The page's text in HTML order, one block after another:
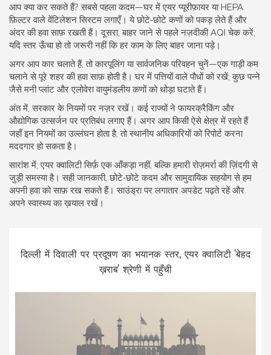
आप क्या कर सकते हैं? सबसे पहला कदम—घर में एयर प्यूरीफ़ायर या HEPA
फ़िल्टर वाले वेंटिलेशन सिस्टम लगाएँ। ये छोटे‑छोटे कणों को पकड़ लेते हैं और
अंदर की हवा साफ़ रखती हैं। दूसरा, बाहर जाने से पहले नज़दीकी AQI चेक करें;
यदि स्तर ऊँचा हो तो जरूरी नहीं कि हर काम के लिए बाहर जाना पड़े।
अगर आप कार चलाते हैं, तो कारपूलिंग या सार्वजनिक परिवहन चुनें—एक गाड़ी कम
चलाने से पूरे शहर की हवा साफ़ होती है। घर में पत्तियों वाले पौधों को रखें; कुछ पन्ने
जैसे मनी प्लांट और एलोवेरा वायुमंडलीय कणों को थोड़ा घटाते हैं।
अंत में, सरकार के नियमों पर नज़र रखें। कई राज्यों ने फायरक्रैकिंग और
औद्योगिक उत्सर्जन पर प्रतिबंध लगाए हैं। अगर आप किसी ऐसे क्षेत्र में रहते हैं
जहाँ इन नियमों का उल्लंघन होता है, तो स्थानीय अधिकारियों को रिपोर्ट करना
मददगार हो सकता है।
सारांश में, एयर क्वालिटी सिर्फ़ एक आँकड़ा नहीं, बल्कि हमारी रोज़मर्रा की ज़िंदगी से
जुड़ी समस्या है। सही जानकारी, छोटे‑छोटे कदम और सामुदायिक सहयोग से हम
अपनी हवा को साफ़ रख सकते हैं। साउंड्रा पर लगातार अपडेट पढ़ते रहें और
अपने स्वास्थ्य का ख़याल रखें।
दिल्ली में दिवाली पर प्रदूषण का भयानक स्तर, एयर क्वालिटी 'बेहद
ख़राब' श्रेणी में पहुँची